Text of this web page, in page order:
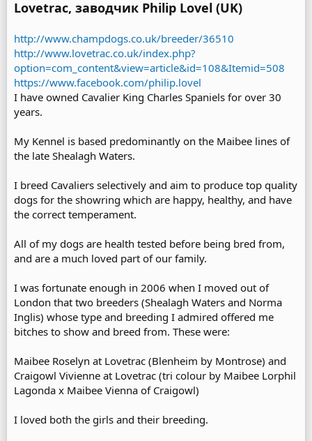
Lovetrac, заводчик Philip Lovel (UK)
http://www.champdogs.co.uk/breeder/36510
http://www.lovetrac.co.uk/index.php?
option=com_content&view=article&id=108&Itemid=508
https://www.facebook.com/philip.lovel
I have owned Cavalier King Charles Spaniels for over 30
years.
My Kennel is based predominantly on the Maibee lines of
the late Shealagh Waters.
I breed Cavaliers selectively and aim to produce top quality
dogs for the showring which are happy, healthy, and have
the correct temperament.
All of my dogs are health tested before being bred from,
and are a much loved part of our family.
I was fortunate enough in 2006 when I moved out of
London that two breeders (Shealagh Waters and Norma
Inglis) whose type and breeding I admired offered me
bitches to show and breed from. These were:
Maibee Roselyn at Lovetrac (Blenheim by Montrose) and
Craigowl Vivienne at Lovetrac (tri colour by Maibee Lorphil
Lagonda x Maibee Vienna of Craigowl)
I loved both the girls and their breeding.